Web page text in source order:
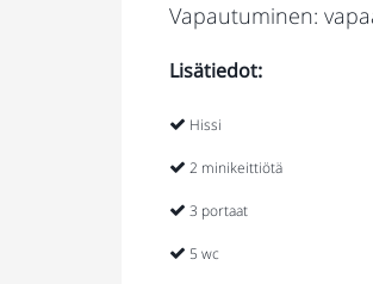
Vapautuminen:
Lisätiedot:
Hissi
2 minikeittiötä
3 portaat
5 wc